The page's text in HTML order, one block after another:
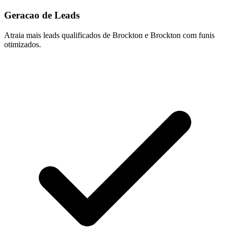
Geracao de Leads
Atraia mais leads qualificados de Brockton e Brockton com funis
otimizados.